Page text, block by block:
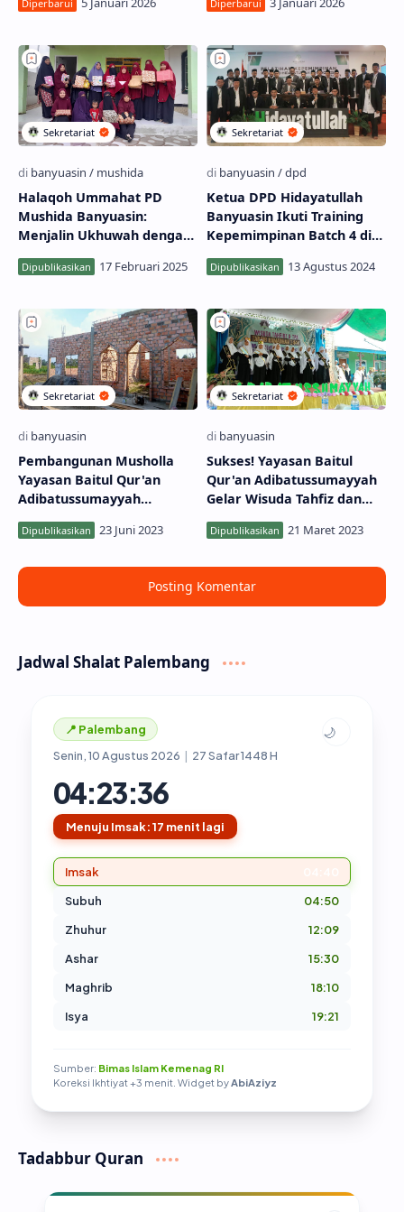
Halaqoh Ummahat PD
Mushida Banyuasin:
Menjalin Ukhuwah dengan
Ramadhan
Ketua DPD Hidayatullah
Banyuasin Ikuti Training
Kepemimpinan Batch 4 di
Pembangunan Musholla
Yayasan Baitul Qur'an
Adibatussumayyah
Sukses! Yayasan Baitul
Qur'an Adibatussumayyah
Gelar Wisuda Tahfiz dan
Berprestasi
Posting Komentar
Jadwal Shalat Palembang
📍 Palembang
Senin, 10 Agustus 2026 | 27 Safar 1448 H
🌙
04:23:37
Menuju Imsak: 17 menit lagi
Imsak
Subuh
04:50
Zhuhur
12:09
Ashar
15:30
Maghrib
18:10
Isya
19:21
Sumber: Bimas Islam Kemenag RI
Koreksi Ikhtiyat +3 menit. Widget by AbiAziyz
Tadabbur Quran